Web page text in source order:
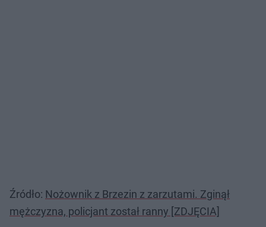
Źródło: Nożownik z Brzezin z zarzutami. Zginął
mężczyzna, policjant został ranny [ZDJĘCIA]